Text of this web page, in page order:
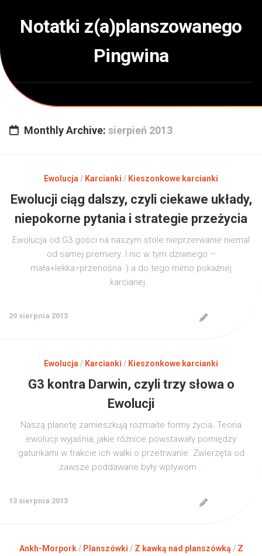
contentNotatki z(a)planszowanego
Pingwina
Monthly Archive: sierpień 2013
Ewolucja / Karcianki / Kieszonkowe karcianki
Ewolucji ciąg dalszy, czyli ciekawe układy,
niepokorne pytania i strategie przeżycia
Ewolucja od G3 gości na naszym stole nieprzerwanie niemal
od samej premiery. I nic w tym dziwnego –
mała+lekka=przenośna :) a do tego mimo pokaźnej
karcianej...
29 sierpnia 2013
Ewolucja / Karcianki / Kieszonkowe karcianki
G3 kontra Darwin, czyli trzy słowa o
Ewolucji
Naszą planetę zamieszkują rozmaite formy życia. Teoria
ewolucji wyjaśnia, jakie różnice powstawały pomiędzy
gatunkami w trakcie ich walki o przetrwanie. Zwierzęta od
zawsze poddawane były wpływom...
13 sierpnia 2013
Ankh-Morpork/ Planszówki / Z kawką nad planszówką / Z